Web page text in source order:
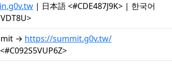
| 日本語 <#CDE487J9K> | 한국어
→ https://summit.g0v.tw/